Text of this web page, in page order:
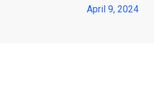
April 9, 2024